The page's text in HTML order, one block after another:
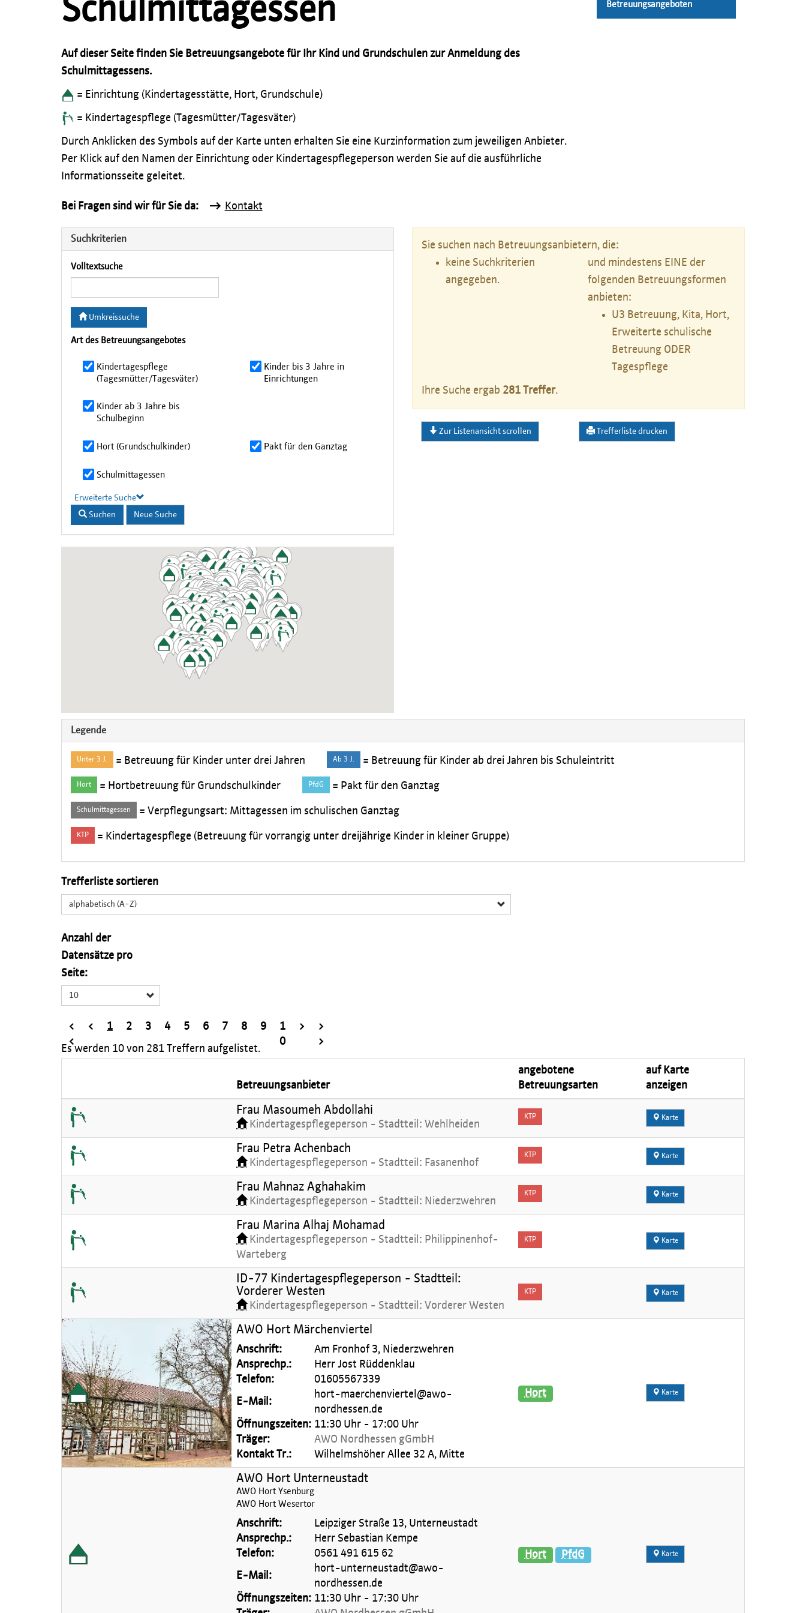
Schulmittagessen
Auf dieser Seite finden Sie Betreuungsangebote für Ihr Kind und Grundschulen zur Anmeldung des
Schulmittagessens.
= Einrichtung (Kindertagesstätte, Hort, Grundschule)
= Kindertagespflege (Tagesmütter/Tagesväter)
Durch Anklicken des Symbols auf der Karte unten erhalten Sie eine Kurzinformation zum jeweiligen Anbieter.
Per Klick auf den Namen der Einrichtung oder Kindertagespflegeperson werden Sie auf die ausführliche
Informationsseite geleitet.
Bei Fragen sind wir für Sie da: Kontakt
Betreuungsangeboten
Suchkriterien
Volltextsuche
Umkreissuche
Art des Betreuungsangebotes
Kindertagespflege
(Tagesmütter/Tagesväter)
Kinder bis 3 Jahre in
Einrichtungen
Kinder ab 3 Jahre bis
Schulbeginn
Hort (Grundschulkinder) Pakt für den Ganztag
Schulmittagessen
Erweiterte Suche
Suchen
Neue Suche
Sie suchen nach Betreuungsanbietern, die:
keine Suchkriterien
angegeben.
und mindestens EINE der
folgenden Betreuungsformen
anbieten:
U3 Betreuung, Kita, Hort,
Erweiterte schulische
Betreuung ODER
Tagespflege
Ihre Suche ergab 281 Treffer.
Zur Listenansicht scrollen Trefferliste drucken
Legende
Unter 3 J. = Betreuung für Kinder unter drei Jahren Ab 3 J. = Betreuung für Kinder ab drei Jahren bis Schuleintritt
Hort = Hortbetreuung für Grundschulkinder PfdG = Pakt für den Ganztag
Schulmittagessen = Verpflegungsart: Mittagessen im schulischen Ganztag
KTP = Kindertagespflege (Betreuung für vorrangig unter dreijährige Kinder in kleiner Gruppe)
Trefferliste sortieren
alphabetisch (A-Z)
Anzahl der
Datensätze pro
Seite:
10
<
<
< 1 2 3 4 5 6 7 8 9
1
0
>
>
>
Es werden 10 von 281 Treffern aufgelistet.
Betreuungsanbieter
angebotene
Betreuungsarten
auf Karte
anzeigen
Frau Masoumeh Abdollahi
Kindertagespflegeperson - Stadtteil: Wehlheiden
KTP Karte
Frau Petra Achenbach
Kindertagespflegeperson - Stadtteil: Fasanenhof
KTP Karte
Frau Mahnaz Aghahakim
Kindertagespflegeperson - Stadtteil: Niederzwehren
KTP Karte
Frau Marina Alhaj Mohamad
Kindertagespflegeperson - Stadtteil: Philippinenhof-
Warteberg
KTP Karte
ID-77 Kindertagespflegeperson - Stadtteil:
Vorderer Westen
Kindertagespflegeperson - Stadtteil: Vorderer Westen
KTP Karte
AWO Hort Märchenviertel
Anschrift:
Am Fronhof 3, Niederzwehren
Ansprechp.:
Herr Jost Rüddenklau
Telefon:
01605567339
E-Mail:
hort-maerchenviertel@awo-
nordhessen.de
Öffnungszeiten: 11:30 Uhr - 17:00 Uhr
Träger:
AWO Nordhessen gGmbH
Kontakt Tr.:
Wilhelmshöher Allee 32 A, Mitte
Hort Karte
AWO Hort Unterneustadt
AWO Hort Ysenburg
AWO Hort Wesertor
Anschrift:
Leipziger Straße 13, Unterneustadt
Ansprechp.:
Herr Sebastian Kempe
Telefon:
0561 491 615 62
E-Mail:
hort-unterneustadt@awo-
nordhessen.de
Öffnungszeiten: 11:30 Uhr - 17:30 Uhr
Hort PfdG Karte